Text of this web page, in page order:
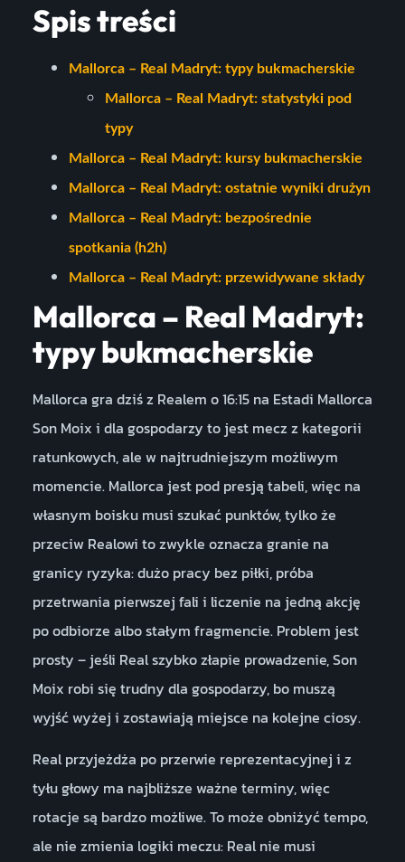
Spis treści
Mallorca – Real Madryt: typy bukmacherskie
Mallorca – Real Madryt: statystyki pod
typy
Mallorca – Real Madryt: kursy bukmacherskie
Mallorca – Real Madryt: ostatnie wyniki drużyn
Mallorca – Real Madryt: bezpośrednie
spotkania (h2h)
Mallorca – Real Madryt: przewidywane składy
Mallorca – Real Madryt:
typy bukmacherskie
Mallorca gra dziś z Realem o 16:15 na Estadi Mallorca
Son Moix i dla gospodarzy to jest mecz z kategorii
ratunkowych, ale w najtrudniejszym możliwym
momencie. Mallorca jest pod presją tabeli, więc na
własnym boisku musi szukać punktów, tylko że
przeciw Realowi to zwykle oznacza granie na
granicy ryzyka: dużo pracy bez piłki, próba
przetrwania pierwszej fali i liczenie na jedną akcję
po odbiorze albo stałym fragmencie. Problem jest
prosty – jeśli Real szybko złapie prowadzenie, Son
Moix robi się trudny dla gospodarzy, bo muszą
wyjść wyżej i zostawiają miejsce na kolejne ciosy.
Real przyjeżdża po przerwie reprezentacyjnej i z
tyłu głowy ma najbliższe ważne terminy, więc
rotacje są bardzo możliwe. To może obniżyć tempo,
ale nie zmienia logiki meczu: Real nie musi